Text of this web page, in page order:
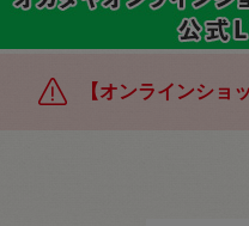
【オンラインショ